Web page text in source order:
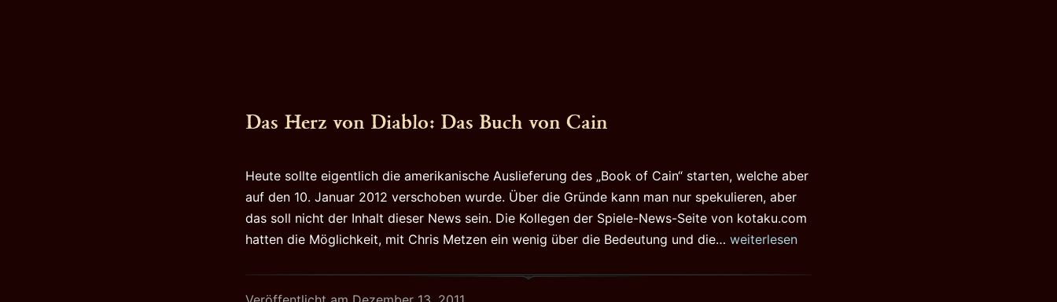
Das Herz von Diablo: Das Buch von Cain
Heute sollte eigentlich die amerikanische Auslieferung des „Book of Cain“ starten, welche aber
auf den 10. Januar 2012 verschoben wurde. Über die Gründe kann man nur spekulieren, aber
das soll nicht der Inhalt dieser News sein. Die Kollegen der Spiele-News-Seite von kotaku.com
hatten die Möglichkeit, mit Chris Metzen ein wenig über die Bedeutung und die… Das
von
weiterlesen